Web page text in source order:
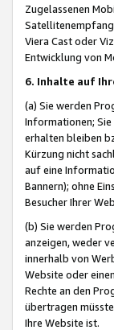
Zugelassenen
Viera Cast oder
Entwicklung von
6. Inhalte auf
(a) Sie werden
Informationen;
erhalten bleiben
Kürzung nicht
auf eine
Bannern); ohne
Besucher Ihrer
(b) Sie werden
anzeigen, weder
innerhalb von
Website oder
Rechte an den
übertragen
Ihre Website ist.